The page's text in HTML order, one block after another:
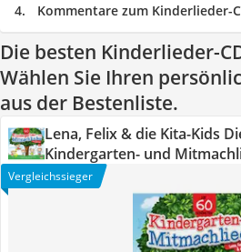
Kommentare zum Kinderlieder-
Die besten Kinderlieder-
Wählen Sie Ihren
aus der Bestenliste.
Lena, Felix & die Kita-Kids
Kindergarten- und
Vergleichssieger